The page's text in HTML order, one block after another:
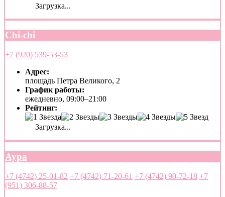
Загрузка...
Chi-chi
+7 (920) 539-53-53
Адрес:
площадь Петра Великого, 2
График работы:
ежедневно, 09:00–21:00
Рейтинг:
Загрузка...
Аура
+7 (4742) 25-01-82 +7 (4742) 71-20-61 +7 (4742) 90-72-18 +7
(951) 306-88-57